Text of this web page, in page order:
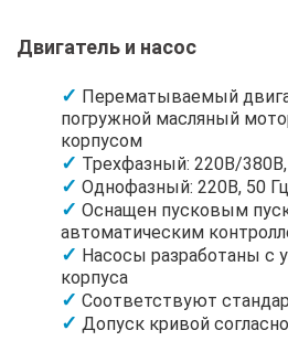
Двигатель и насос
Перематываемый
погружной масляный
корпусом
Трехфазный: 220В/380В,
Однофазный: 220В, 50 Гц
Оснащен пусковым
автоматическим
Насосы разработаны с
корпуса
Соответствуют
Допуск кривой